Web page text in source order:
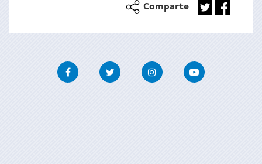
Comparte
FacebookTwitter InstagramYoutube